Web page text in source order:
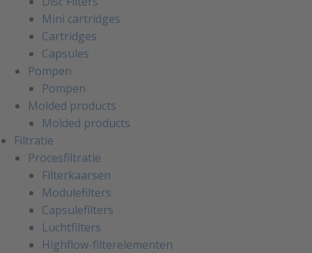
Mini cartridges
Cartridges
Capsules
Pompen
Pompen
Molded products
Molded products
Filtratie
Procesfiltratie
Filterkaarsen
Modulefilters
Capsulefilters
Luchtfilters
Highflow-filterelementen